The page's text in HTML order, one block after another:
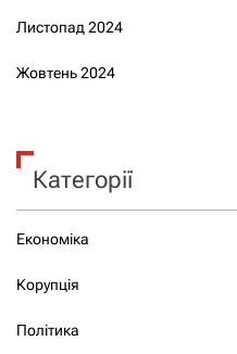
Листопад 2024
Жовтень 2024
Категорії
Економіка
Корупція
Політика